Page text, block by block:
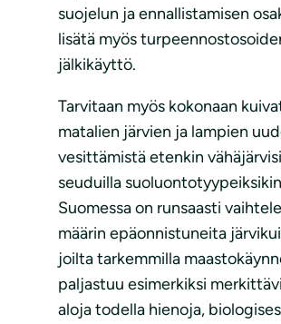
suojelun ja ennallistamisen
lisätä myös
jälkikäyttö.
Tarvitaan myös kokonaan
matalien järvien ja lampien
vesittämistä etenkin
seuduilla
Suomessa on runsaasti
määrin epäonnistuneita
joilta tarkemmilla
paljastuu esimerkiksi
aloja todella hienoja,